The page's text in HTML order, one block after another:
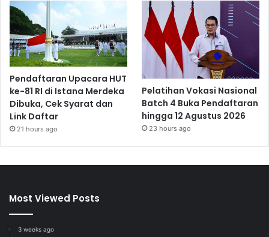
Pendaftaran Upacara HUT
ke-81 RI di Istana Merdeka
Dibuka, Cek Syarat dan
Link Daftar
21 hours ago
Pelatihan Vokasi Nasional
Batch 4 Buka Pendaftaran
hingga 12 Agustus 2026
23 hours ago
Most Viewed Posts
3 weeks ago